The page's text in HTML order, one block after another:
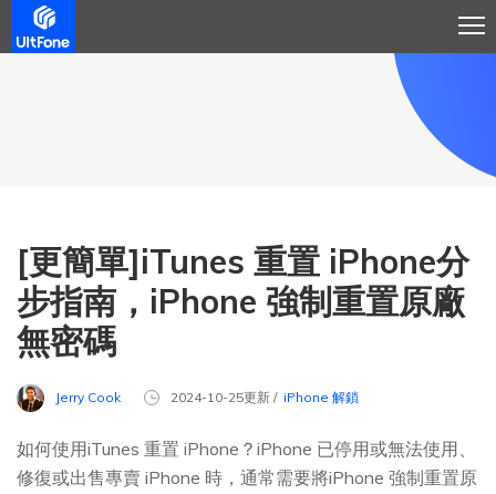
[更簡單]iTunes 重置 iPhone分
步指南，iPhone 強制重置原廠
無密碼
Jerry Cook 2024-10-25更新 / iPhone 解鎖
如何使用iTunes 重置 iPhone？iPhone 已停用或無法使用、
修復或出售專賣 iPhone 時，通常需要將iPhone 強制重置原